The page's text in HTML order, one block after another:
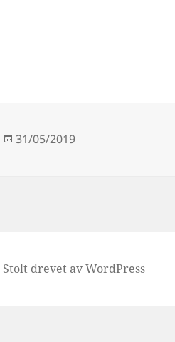
Publisert
31/05/2019
Stolt drevet av WordPress